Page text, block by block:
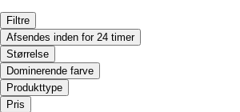
Filtre
Afsendes inden for 24 timer
Størrelse
Dominerende farve
Produkttype
Pris